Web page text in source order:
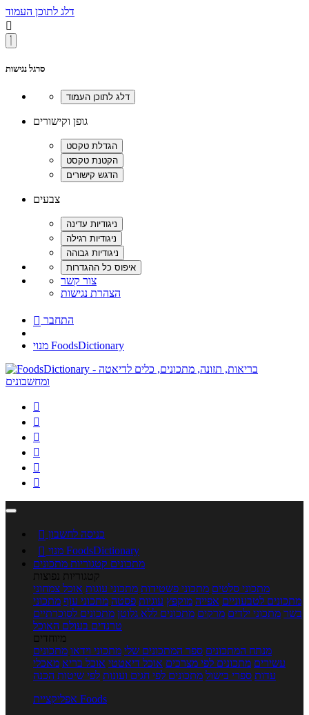
דלג לתוכן העמוד

סרגל נגישות
גופן וקישורים
צבעים
צור קשר
הצהרת נגישות
 התחבר
מנוי FoodsDictionary






 כניסה לחשבון

מנוי FoodsDictionary
מתכונים קטגוריות מתכונים
קטגוריות נפוצות
מתכוני סלטים מתכוני פשטידות מתכוני עוגות אוכל צמחוני
מתכונים לטבעוניים אפייה מוקפץ עוגיות פסטה מתכוני עוף מתכוני
בשר מתכוני ילדים מרקים מתכונים ללא גלוטן מתכונים לסוכרתיים
טרנדים בעולם האוכל
מיוחדים
מנתח המתכונים ספר המתכונים שלי מתכוני וידאו מתכונים
עשירים מתכונים לפי מצרכים אוכל דיאטטי אוכל בריא מאכלי
עדות ספרי בישול מתכונים לפי חגים ועונות לפי שיטות הכנה
אפליקציית Foods